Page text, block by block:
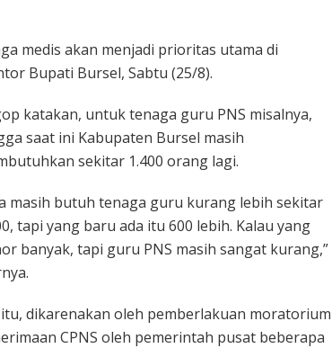
medis akan menjadi prioritas utama di
Bupati Bursel, Sabtu (25/8).
katakan, untuk tenaga guru PNS misalnya,
saat ini Kabupaten Bursel masih
sekitar 1.400 orang lagi.
masih butuh tenaga guru kurang lebih sekitar
tapi yang baru ada itu 600 lebih. Kalau yang
banyak, tapi guru PNS masih sangat kurang,”
dikarenakan oleh pemberlakuan moratorium
CPNS oleh pemerintah pusat beberapa